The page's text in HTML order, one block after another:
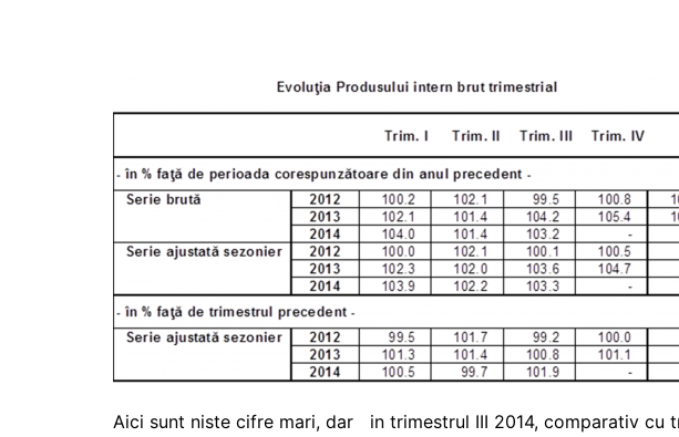
Aici sunt niste cifre mari, dar in trimestrul III 2014, comparativ cu